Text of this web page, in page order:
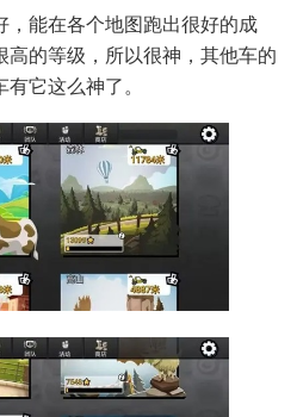
，能在各个地图跑出很好的成
高的等级，所以很神，其他车的
它这么神了。